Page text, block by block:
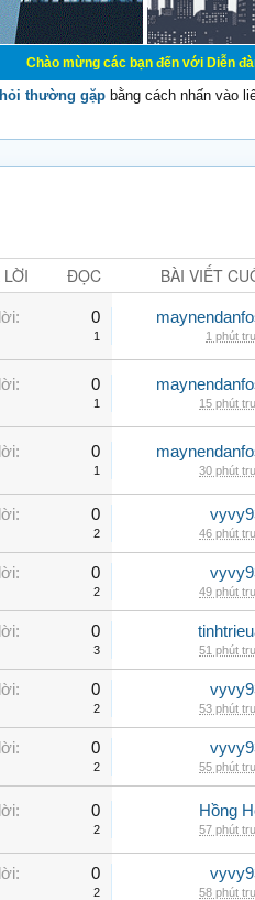
mừng các bạn đến với Diễn đàn Cơ
thường gặp bằng cách nhấn vào
ĐỌC BÀI VIẾT
0
1 1 phút
0
1 15 phút
0
1 30 phút
0
2 46 phút
0
2 49 phút
0
3 51 phút
0
2 53 phút
0
2 55 phút
0
2
Hồng
57 phút
0
2 58 phút